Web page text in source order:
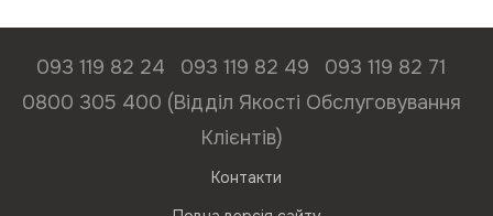
093 119 82 24 093 119 82 49
093 119 82 71
0800 305 400 (Відділ Якості Обслуговування
Клієнтів)
Контакти